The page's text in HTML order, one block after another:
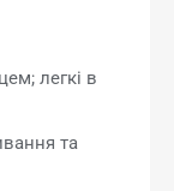
легкі в
та